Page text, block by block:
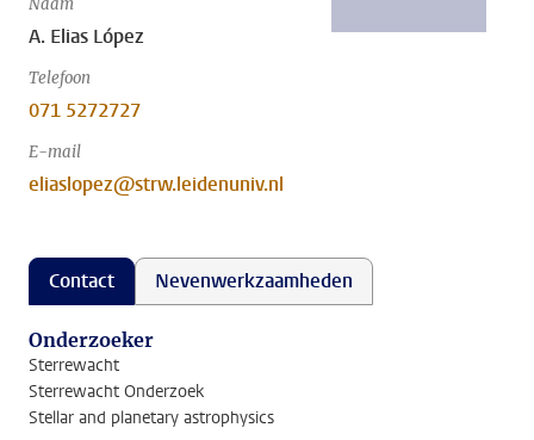
Naam
A. Elias López
Telefoon
071 5272727
E-mail
eliaslopez@strw.leidenuniv.nl
Contact Nevenwerkzaamheden
Onderzoeker
Sterrewacht
Sterrewacht Onderzoek
Stellar and planetary astrophysics